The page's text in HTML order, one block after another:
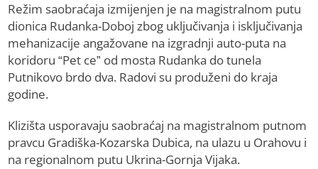
Režim saobraćaja izmijenjen je na magistralnom putu
dionica Rudanka-Doboj zbog uključivanja i isključivanja
mehanizacije angažovane na izgradnji auto-puta na
koridoru “Pet ce” od mosta Rudanka do tunela
Putnikovo brdo dva. Radovi su produženi do kraja
godine.
Klizišta usporavaju saobraćaj na magistralnom putnom
pravcu Gradiška-Kozarska Dubica, na ulazu u Orahovu i
na regionalnom putu Ukrina-Gornja Vijaka.